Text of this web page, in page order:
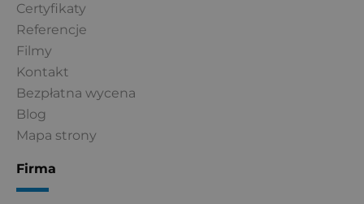
Certyfikaty
Referencje
Filmy
Kontakt
Bezpłatna wycena
Blog
Mapa strony
Firma